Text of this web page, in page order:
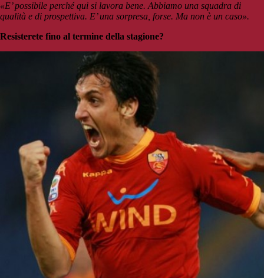
«E’ possibile perché qui si lavora bene. Abbiamo una squadra di
qualità e di prospettiva. E’ una sorpresa, forse. Ma non è un caso».
Resisterete fino al termine della stagione?